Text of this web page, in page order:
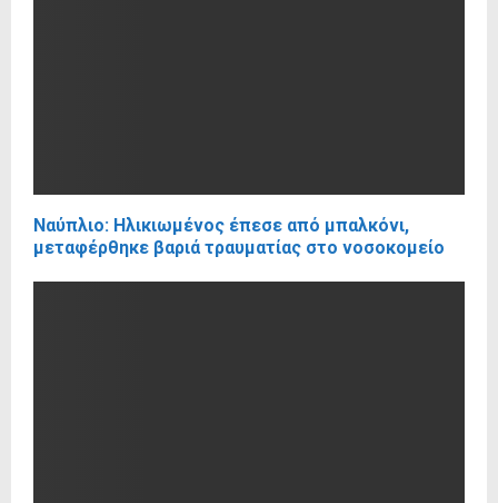
Ναύπλιο: Ηλικιωμένος έπεσε από μπαλκόνι,
μεταφέρθηκε βαριά τραυματίας στο νοσοκομείο